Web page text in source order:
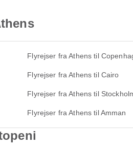
Flyrejser fra Athens til
Flyrejser fra Athens til Cairo
Flyrejser fra Athens til
Flyrejser fra Athens til Amman